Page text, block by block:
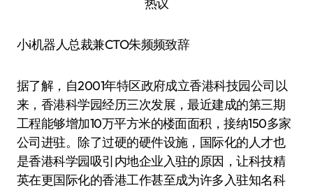
小i机器人总裁兼CTO朱频频致辞
据了解，自2001年特区政府成立香港科技园公司以
来，香港科学园经历三次发展，最近建成的第三期
工程能够增加10万平方米的楼面面积，接纳150多家
公司进驻。除了过硬的硬件设施，国际化的人才也
是香港科学园吸引内地企业入驻的原因，让科技精
英在更国际化的香港工作甚至成为许多入驻知名科